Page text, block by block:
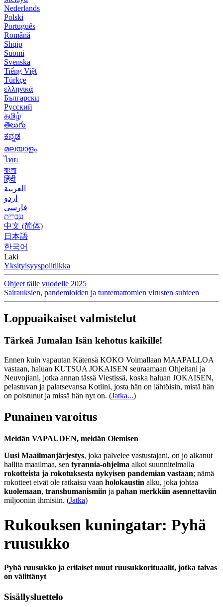
Nederlands
Polski
Português
Română
Shqip
Suomi
Svenska
Tiếng Việt
Türkçe
ελληνικά
Български
Русский
தமிழ்
తెలుగు
ಕನ್ನಡ
മലയാളം
ไทย
বাংলা
हिंदी
العربية
اردو
فارسی
עִברִית
中文 (简体)
日本語
한국어
Laki
Yksityisyyspolitiikka
Ohjeet tälle vuodelle 2025
Sairauksien, pandemioiden ja tuntemattomien virusten suhteen
Loppuaikaiset valmistelut
Tärkeä Jumalan Isän kehotus kaikille!
Ennen kuin vapautan Kätensä KOKO Voimallaan MAAPALLOA
vastaan, haluan KUTSUA JOKAISEN seuraamaan Ohjeitani ja
Neuvojiani, jotka annan tässä Viestissä, koska haluan JOKAISEN,
pelastuvan ja palatsevansa Kotiini, josta hän on lähtöisin, mistä hän
on poistunut ja missä hän nyt on. (Jatka...)
Punainen varoitus
Meidän VAPAUDEN, meidän Olemisen
Uusi Maailmanjärjestys, joka palvelee vastustajani, on jo alkanut
hallita maailmaa, sen tyrannia-ohjelma alkoi suunnitelmalla
rokotteista ja rokotuksesta nykyisen pandemian vastaan; nämä
rokotteet eivät ole ratkaisu vaan holokaustin alku, joka johtaa
kuolemaan, transhumanismiin ja pahan merkkiin asennettaviin
miljooniin ihmisiin. (Jatka)
Rukouksen kuningatar: Pyhä
ruusukko
Pyhä ruusukko ja erilaiset muut ruusukkorituaalit, jotka taivas
on välittänyt
Sisällysluettelo